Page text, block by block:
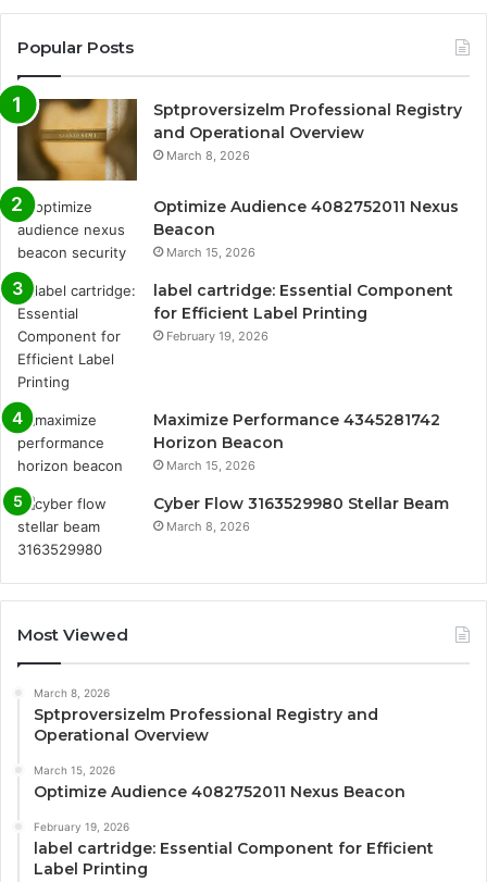
Popular Posts
Sptproversizelm Professional Registry
and Operational Overview
March 8, 2026
Optimize Audience 4082752011 Nexus
Beacon
March 15, 2026
label cartridge: Essential Component
for Efficient Label Printing
February 19, 2026
Maximize Performance 4345281742
Horizon Beacon
March 15, 2026
Cyber Flow 3163529980 Stellar Beam
March 8, 2026
Most Viewed
March 8, 2026
Sptproversizelm Professional Registry and
Operational Overview
March 15, 2026
Optimize Audience 4082752011 Nexus Beacon
February 19, 2026
label cartridge: Essential Component for Efficient
Label Printing